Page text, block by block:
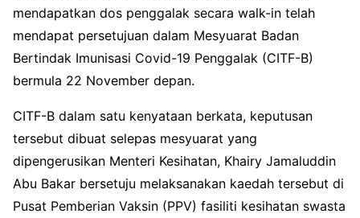
mendapatkan dos penggalak secara walk-in telah
mendapat persetujuan dalam Mesyuarat Badan
Bertindak Imunisasi Covid-19 Penggalak (CITF-B)
bermula 22 November depan.
CITF-B dalam satu kenyataan berkata, keputusan
tersebut dibuat selepas mesyuarat yang
dipengerusikan Menteri Kesihatan, Khairy Jamaluddin
Abu Bakar bersetuju melaksanakan kaedah tersebut di
Pusat Pemberian Vaksin (PPV) fasiliti kesihatan swasta